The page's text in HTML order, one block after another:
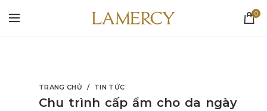
0
TRANG CHỦ TIN TỨC
Chu trình cấp ẩm cho da ngày